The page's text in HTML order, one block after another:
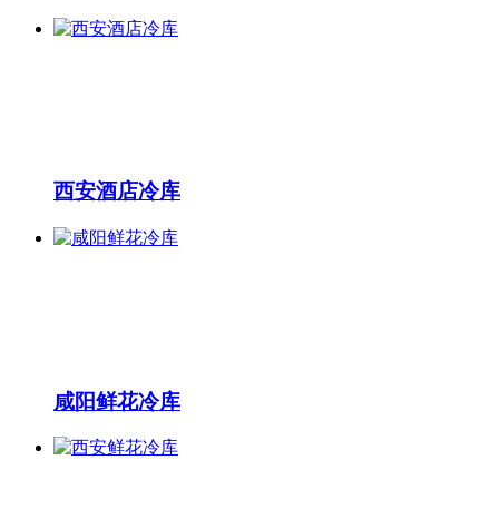
西安酒店冷库
咸阳鲜花冷库